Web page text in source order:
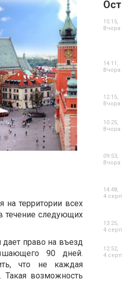
на территории всех
течение следующих
дает право на въезд
90 дней.
что не каждая
возможность
15:15,
Вчора
14:11,
Вчора
12:15,
Вчора
10:25,
Вчора
09:53,
Вчора
14:48,
4
13:25,
4
12:52,
4